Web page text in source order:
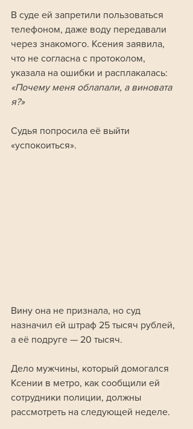
В суде ей запретили пользоваться
телефоном, даже воду передавали
через знакомого. Ксения заявила,
что не согласна с протоколом,
указала на ошибки и расплакалась:
«Почему меня облапали, а виновата
я?»
Судья попросила её выйти
«успокоиться».
Вину она не признала, но суд
назначил ей штраф 25 тысяч рублей,
а её подруге — 20 тысяч.
Дело мужчины, который домогался
Ксении в метро, как сообщили ей
сотрудники полиции, должны
рассмотреть на следующей неделе.